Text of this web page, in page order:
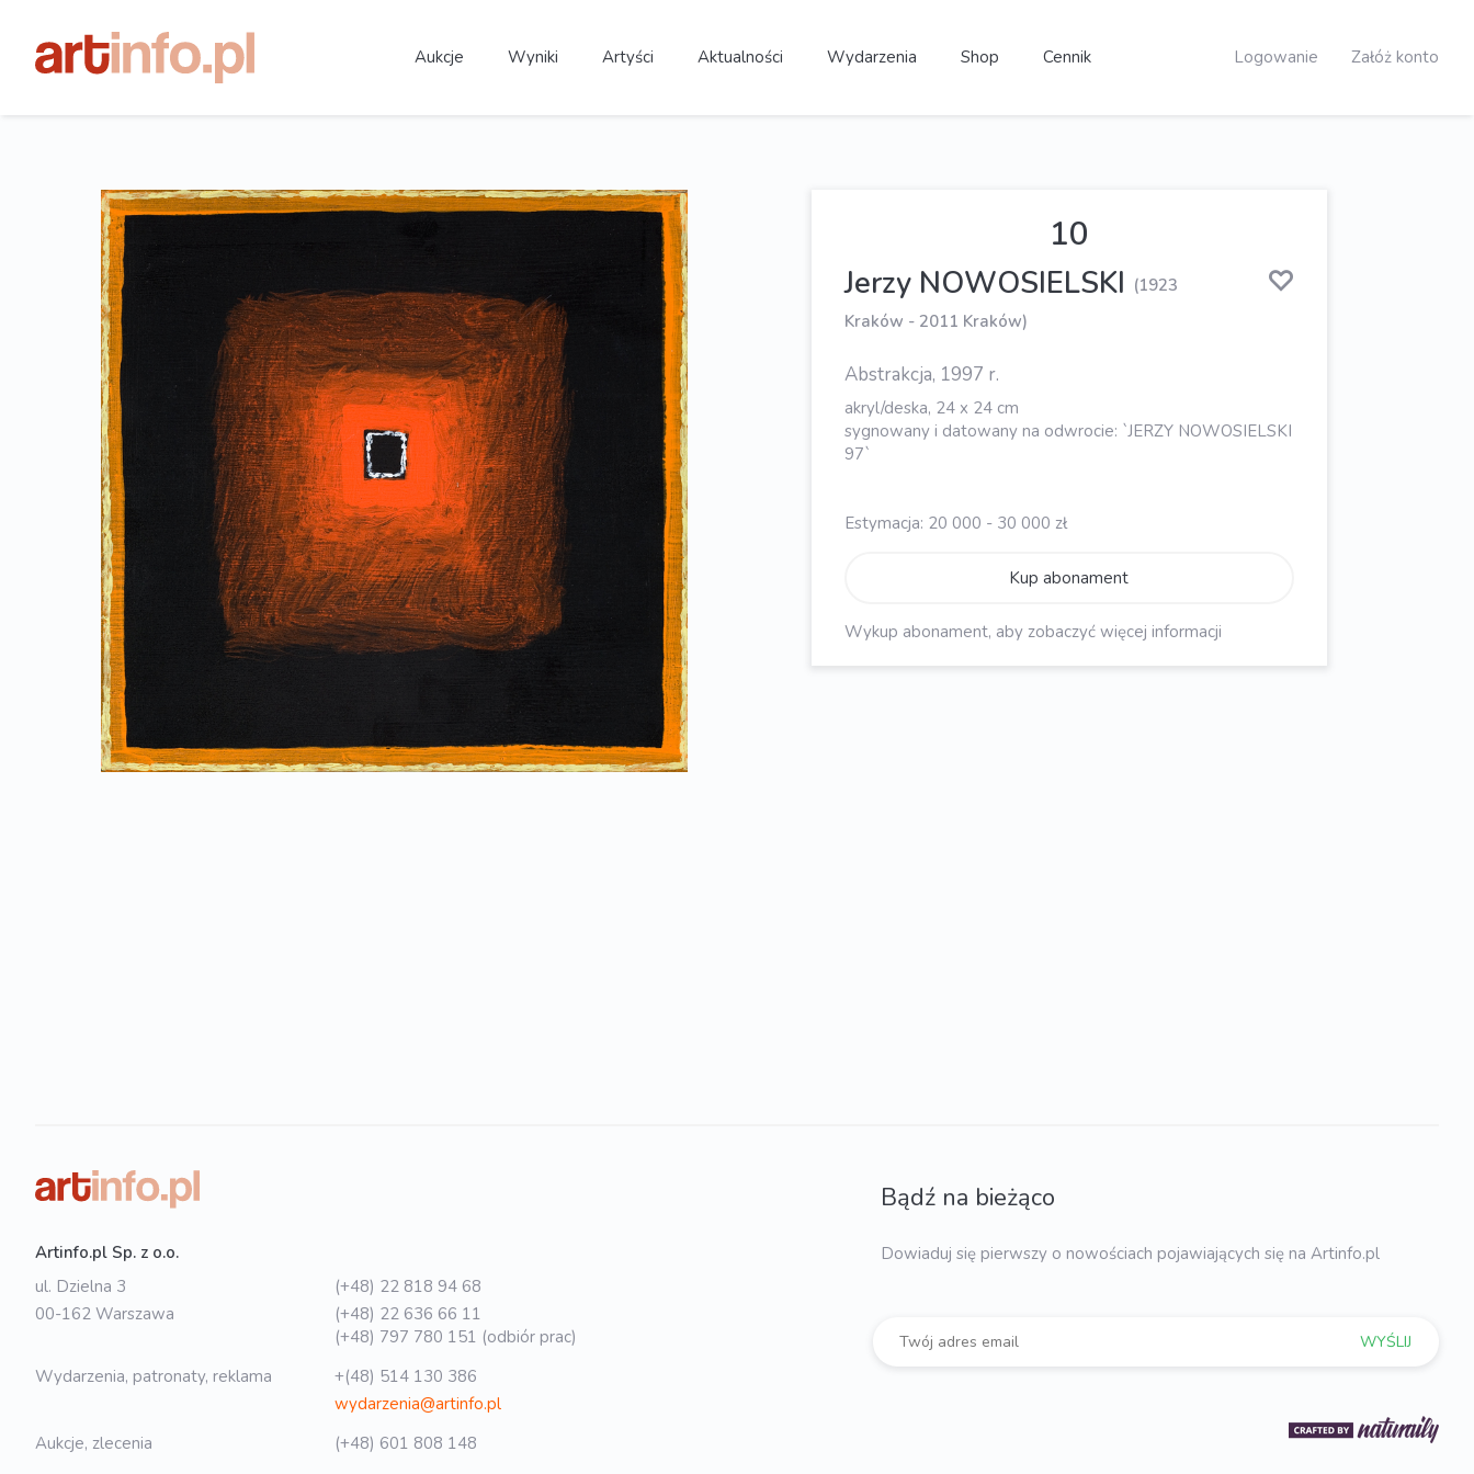
Aukcje Wyniki Artyści Aktualności Wydarzenia Shop Cennik Logowanie Załóż konto
10
Jerzy NOWOSIELSKI (1923
Kraków - 2011 Kraków)
Abstrakcja, 1997 r.
akryl/deska, 24 x 24 cm
sygnowany i datowany na odwrocie: `JERZY NOWOSIELSKI
97`
Estymacja: 20 000 - 30 000 zł
Kup abonament
Wykup abonament, aby zobaczyć więcej informacji
Artinfo.pl Sp. z o.o.
ul. Dzielna 3
00-162 Warszawa
(+48) 22 818 94 68
(+48) 22 636 66 11
(+48) 797 780 151 (odbiór prac)
Wydarzenia, patronaty, reklama
+(48) 514 130 386
wydarzenia@artinfo.pl
Aukcje, zlecenia
(+48) 601 808 148
Bądź na bieżąco
Dowiaduj się pierwszy o nowościach pojawiających się na Artinfo.pl
WYŚLIJ